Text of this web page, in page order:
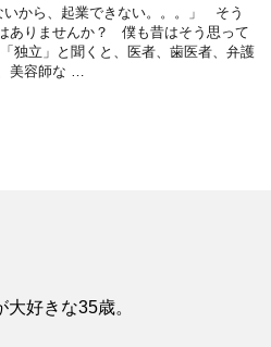
いから、起業できない。。。」 そう
ありませんか？ 僕も昔はそう思って
独立」と聞くと、医者、歯医者、弁護
美容師な …
好きな35歳。